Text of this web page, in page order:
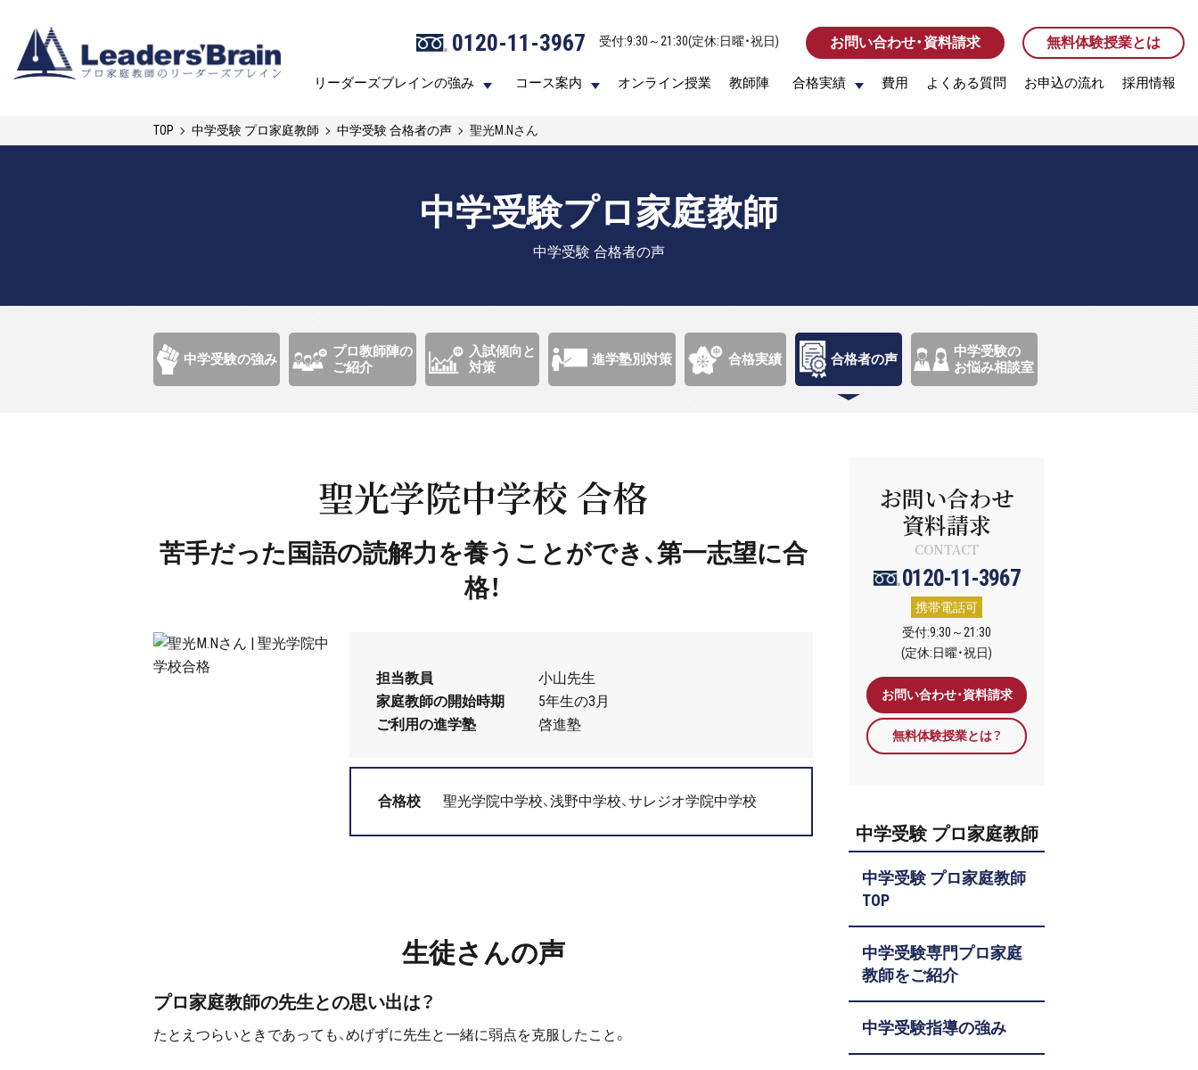
0120-11-3967 受付:9:30～21:30(定休:日曜・祝日) お問い合わせ・資料請求 無料体験授業とは
リーダーズブレインの強み コース案内 オンライン授業 教師陣 合格実績 費用 よくある質問 お申込の流れ 採用情報
0120-11-3967 受付:9:30～21:30(定休:日曜・祝日) お問い合わせ・資料請求 無料体験授業とは
リーダーズブレインの強み コース案内 オンライン授業 教師陣 合格実績 費用 よくある質問 お申込の流れ 採用情報
TOP 中学受験 プロ家庭教師 中学受験 合格者の声 聖光M.Nさん
中学受験プロ家庭教師
中学受験 合格者の声
中学受験の強み
プロ教師陣の
ご紹介
入試傾向と
対策
進学塾別対策 合格実績 合格者の声
中学受験の
お悩み相談室
聖光学院中学校 合格
苦手だった国語の読解力を養うことができ、第一志望に合
格！
担当教員
小山先生
家庭教師の開始時期
5年生の3月
ご利用の進学塾
啓進塾
合格校 聖光学院中学校、浅野中学校、サレジオ学院中学校
生徒さんの声
プロ家庭教師の先生との思い出は？
たとえつらいときであっても、めげずに先生と一緒に弱点を克服したこと。
お問い合わせ
資料請求
CONTACT
0120-11-3967
携帯電話可
受付:9:30～21:30
(定休:日曜・祝日)
お問い合わせ・資料請求
無料体験授業とは？
中学受験 プロ家庭教師
中学受験 プロ家庭教師
TOP
中学受験専門プロ家庭
教師をご紹介
中学受験指導の強み